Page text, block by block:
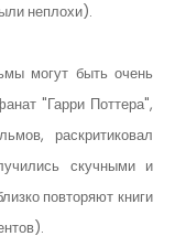
неплохи).
могут быть очень
"Гарри Поттера",
раскритиковал
скучными и
повторяют книги